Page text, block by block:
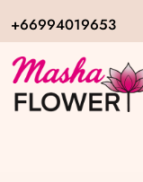
+66994019653